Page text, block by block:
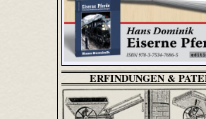
ERFINDUNGEN &